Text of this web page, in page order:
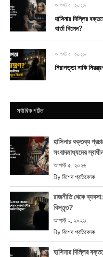
আগস্ট ৫, ২০২৬
হাসিনার দিল্লির
বার্তা দিলেন?
আগস্ট ৫, ২০২৬
নিরাপত্তা নাকি
সর্বাধিক পঠিত
হাসিনার বক্তব্য
সংবাদমাধ্যমের
আগস্ট ৫, ২০২৬
By বিশেষ প্রতিবেদক
রাজনীতি থেকে
বিস্তৃত?
আগস্ট ২, ২০২৬
By বিশেষ প্রতিবেদক
হাসিনার দিল্লির